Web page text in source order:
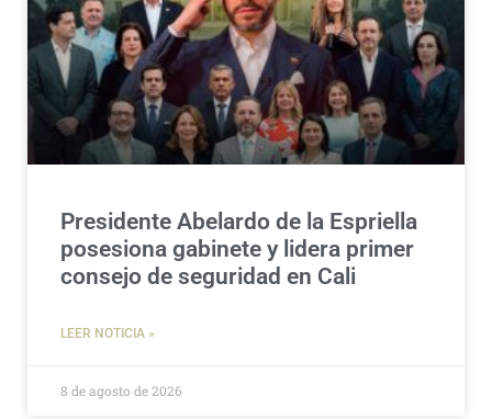
Presidente Abelardo de la Espriella
posesiona gabinete y lidera primer
consejo de seguridad en Cali
LEER NOTICIA »
8 de agosto de 2026